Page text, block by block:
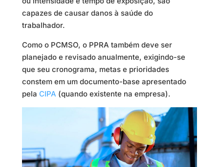
capazes de causar danos à saúde do
trabalhador.
Como o PCMSO, o PPRA também deve ser
planejado e revisado anualmente, exigindo-se
que seu cronograma, metas e prioridades
constem em um documento-base apresentado
pela CIPA (quando existente na empresa).